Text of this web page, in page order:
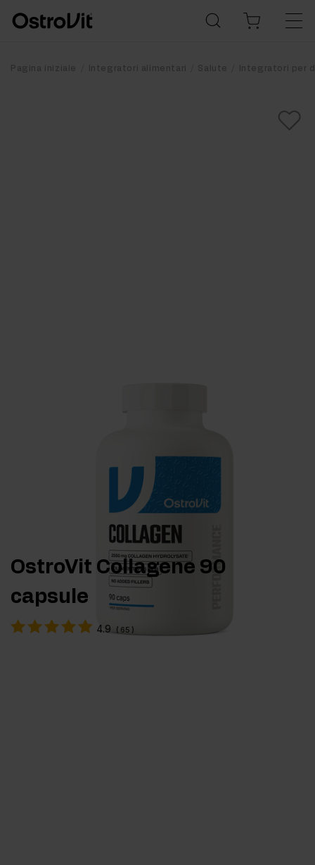
Pagina iniziale Integratori alimentari Salute Integratori per
OstroVit Collagene 90
capsule
4.9 ( 65 )